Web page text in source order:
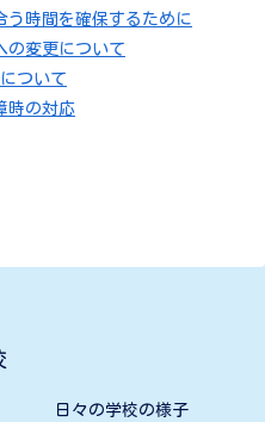
う時間を確保するために
の変更について
ついて
時の対応
日々の学校の様子